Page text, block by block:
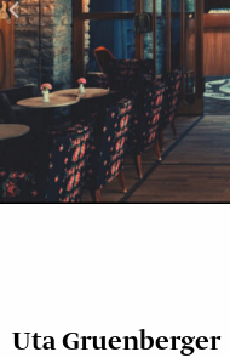
Uta Gruenberger